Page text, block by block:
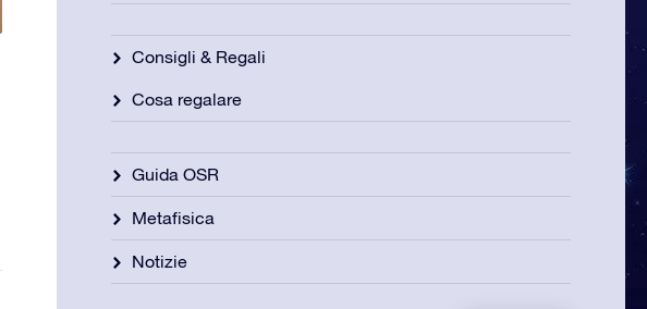
Consigli & Regali
Cosa regalare
Guida OSR
Metafisica
Notizie